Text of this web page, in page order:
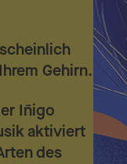
Gehirn.
Iñigo
aktiviert
des